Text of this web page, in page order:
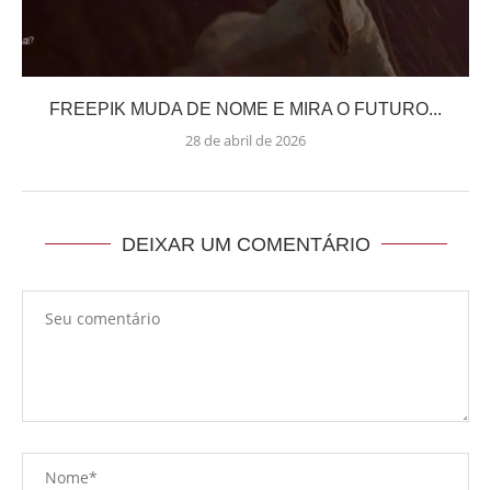
FREEPIK MUDA DE NOME E MIRA O FUTURO...
28 de abril de 2026
DEIXAR UM COMENTÁRIO